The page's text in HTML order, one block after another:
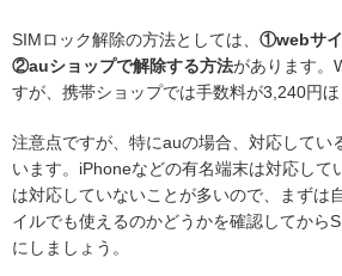
SIMロック解除の方法としては、 ①webサイ
②auショップで解除する方法があります。
すが、携帯ショップでは手数料が3,240円ほ
注意点ですが、特にauの場合、対応してい
います。iPhoneなどの有名端末は対応して
は対応していないことが多いので、まずは
イルでも使えるのかどうかを確認してから
にしましょう。